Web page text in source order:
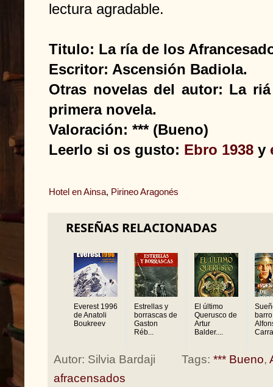
lectura agradable.
Titulo: La ría de los
Escritor: Ascensión Badiola.
Otras novelas del autor: La
primera novela.
Valoración: *** (Bueno)
Leerlo si os gusto: Ebro 1938 y
Hotel en Ainsa, Pirineo Aragonés
RESEÑAS RELACIONADAS
Everest 1996
de Anatoli
Boukreev
Estrellas y
borrascas de
Gaston
Réb...
El último
Querusco de
Artur
Balder....
Autor: Silvia Bardaji Tags: *** Bueno,
afracensados